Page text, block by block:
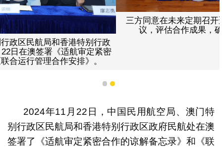
三方同意在未来定期召开适航审定和联合运行管理的会
议，评估合作成果，确保合作协议的有效实施。
1 2
2024年11月22日，中国民用航空局、澳门特
别行政区民航局和香港特别行政区政府民航处在澳
签署了《适航审定紧密合作的谅解备忘录》和《联